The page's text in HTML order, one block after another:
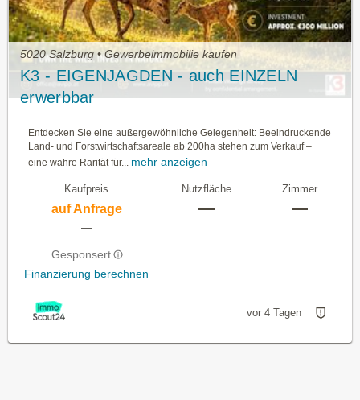
5020 Salzburg • Gewerbeimmobilie kaufen
K3 - EIGENJAGDEN - auch EINZELN
erwerbbar
Entdecken Sie eine außergewöhnliche Gelegenheit: Beeindruckende
Land- und Forstwirtschaftsareale ab 200ha stehen zum Verkauf –
eine wahre Rarität für... mehr anzeigen
Kaufpreis
auf Anfrage
—
Gesponsert
Finanzierung berechnen
Nutzfläche
—
Zimmer
—
vor 4 Tagen